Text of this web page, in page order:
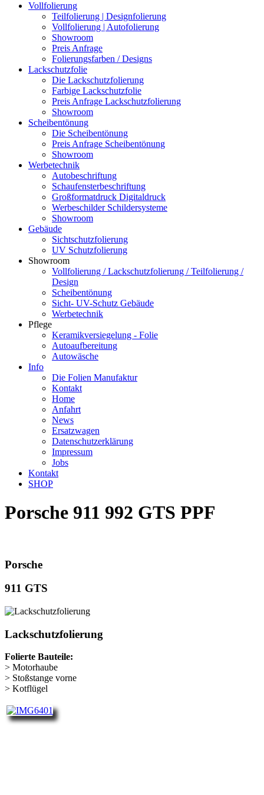
Vollfolierung
Teilfolierung | Designfolierung
Vollfolierung | Autofolierung
Showroom
Preis Anfrage
Folierungsfarben / Designs
Lackschutzfolie
Die Lackschutzfolierung
Farbige Lackschutzfolie
Preis Anfrage Lackschutzfolierung
Showroom
Scheibentönung
Die Scheibentönung
Preis Anfrage Scheibentönung
Showroom
Werbetechnik
Autobeschriftung
Schaufensterbeschriftung
Großformatdruck Digitaldruck
Werbeschilder Schildersysteme
Showroom
Gebäude
Sichtschutzfolierung
UV Schutzfolierung
Showroom
Vollfolierung / Lackschutzfolierung / Teilfolierung /
Design
Scheibentönung
Sicht- UV-Schutz Gebäude
Werbetechnik
Pflege
Keramikversiegelung - Folie
Autoaufbereitung
Autowäsche
Info
Die Folien Manufaktur
Kontakt
Home
Anfahrt
News
Ersatzwagen
Datenschutzerklärung
Impressum
Jobs
Kontakt
SHOP
Porsche 911 992 GTS PPF
Porsche
911 GTS
Lackschutzfolierung
Folierte Bauteile:
> Motorhaube
> Stoßstange vorne
> Kotflügel